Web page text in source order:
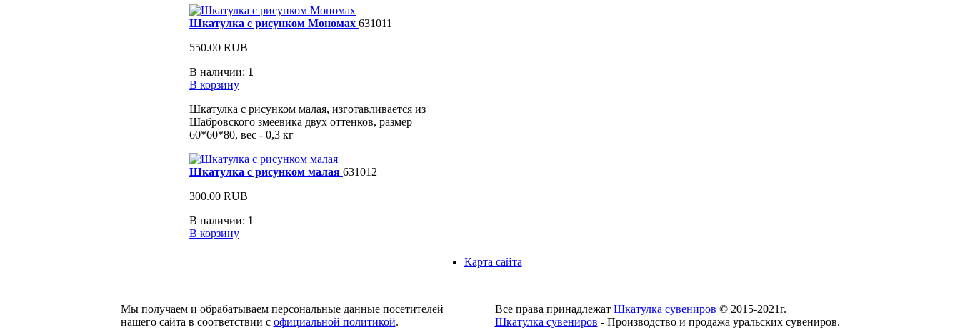
Шкатулка с рисунком Мономах 631011
550.00 RUB
В наличии: 1
В корзину
Шкатулка с рисунком малая, изготавливается из
Шабровского змеевика двух оттенков, размер
60*60*80, вес - 0,3 кг
Шкатулка с рисунком малая 631012
300.00 RUB
В наличии: 1
В корзину
Карта сайта
Мы получаем и обрабатываем персональные данные посетителей
нашего сайта в соответствии с официальной политикой.
Все права принадлежат Шкатулка сувениров © 2015-2021г.
Шкатулка сувениров - Производство и продажа уральских сувениров.